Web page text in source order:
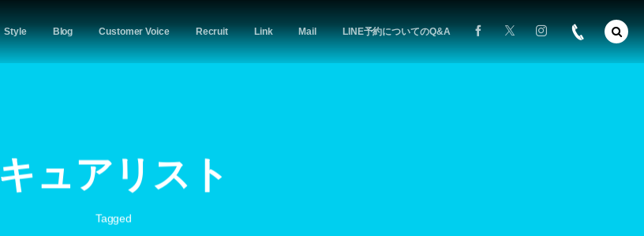
Style Blog Customer Voice Recruit Link Mail LINE予約についてのQ&A
キュアリスト
Tagged